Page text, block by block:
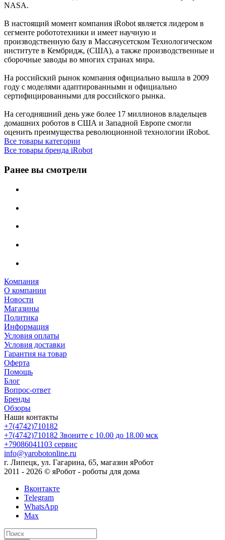
NASA.
В настоящий момент компания iRobot является лидером в
сегменте робототехники и имеет научную и
производственную базу в Массачусетском Технологическом
институте в Кембридж, (США), а также производственные и
сборочные заводы во многих странах мира.
На российский рынок компания официально вышла в 2009
году с моделями адаптированными и официально
сертифицированными для российского рынка.
На сегодняшний день уже более 17 миллионов владельцев
домашних роботов в CША и Западной Европе смогли
оценить преимущества революционной технологии iRobot.
Все товары категории
Все товары бренда iRobot
Ранее вы смотрели
Компания
О компании
Новости
Магазины
Политика
Информация
Условия оплаты
Условия доставки
Гарантия на товар
Оферта
Помощь
Блог
Вопрос-ответ
Бренды
Обзоры
Наши контакты
+7(4742)710182
+7(4742)710182 Звоните с 10.00 до 18.00 мск
+79086041103 сервис
info@yarobotonline.ru
г. Липецк, ул. Гагарина, 65, магазин яРобот
2011 - 2026 © яРобот - роботы для дома
Вконтакте
Telegram
WhatsApp
Max